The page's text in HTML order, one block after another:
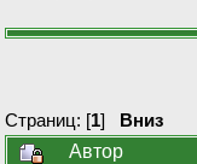
Страниц: [1] Вниз
Автор